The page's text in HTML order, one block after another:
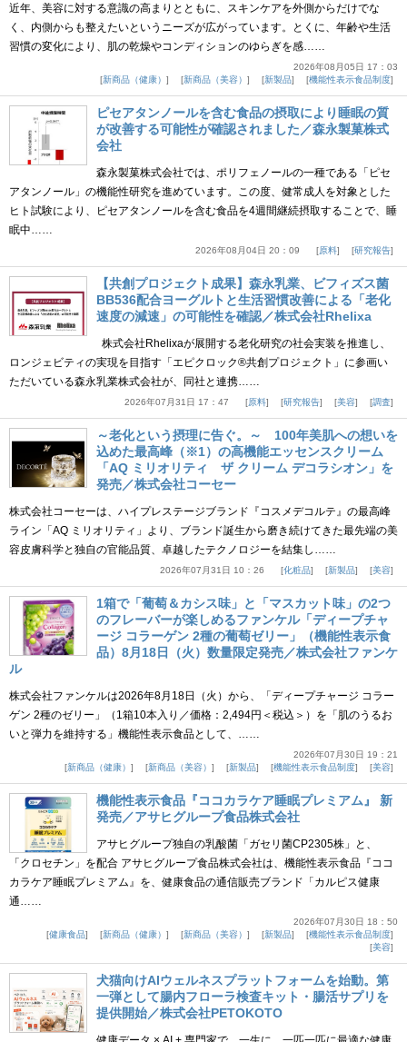
近年、美容に対する意識の高まりとともに、スキンケアを外側からだけでな
く、内側からも整えたいというニーズが広がっています。とくに、年齢や生活
習慣の変化により、肌の乾燥やコンディションのゆらぎを感……
2026年08月05日 17：03
新商品（健康）
新商品（美容） 新製品 機能性表示食品制度
ピセアタンノールを含む食品の摂取により睡眠の質
が改善する可能性が確認されました／森永製菓株式
会社
森永製菓株式会社では、ポリフェノールの一種である「ピセ
アタンノール」の機能性研究を進めています。この度、健常成人を対象とした
ヒト試験により、ピセアタンノールを含む食品を4週間継続摂取することで、睡
眠中……
2026年08月04日 20：09 原料 研究報告
【共創プロジェクト成果】森永乳業、ビフィズス菌
BB536配合ヨーグルトと生活習慣改善による「老化
速度の減速」の可能性を確認／株式会社Rhelixa
株式会社Rhelixaが展開する老化研究の社会実装を推進し、
ロンジェビティの実現を目指す「エピクロック®共創プロジェクト」に参画い
ただいている森永乳業株式会社が、同社と連携……
2026年07月31日 17：47 原料 研究報告 美容 調査
～老化という摂理に告ぐ。～ 100年美肌への想いを
込めた最高峰（※1）の高機能エッセンスクリーム
「AQ ミリオリティ ザ クリーム デコラシオン」を
発売／株式会社コーセー
株式会社コーセーは、ハイプレステージブランド『コスメデコルテ』の最高峰
ライン「AQ ミリオリティ」より、ブランド誕生から磨き続けてきた最先端の美
容皮膚科学と独自の官能品質、卓越したテクノロジーを結集し……
2026年07月31日 10：26 化粧品 新製品 美容
1箱で「葡萄＆カシス味」と「マスカット味」の2つ
のフレーバーが楽しめるファンケル「ディープチャ
ージ コラーゲン 2種の葡萄ゼリー」（機能性表示食
品）8月18日（火）数量限定発売／株式会社ファンケ
ル
株式会社ファンケルは2026年8月18日（火）から、「ディープチャージ コラー
ゲン 2種のゼリー」（1箱10本入り／価格：2,494円＜税込＞）を「肌のうるお
いと弾力を維持する」機能性表示食品として、……
2026年07月30日 19：21
新商品（健康）
新商品（美容） 新製品 機能性表示食品制度 美容
機能性表示食品『ココカラケア睡眠プレミアム』 新
発売／アサヒグループ食品株式会社
アサヒグループ独自の乳酸菌「ガセリ菌CP2305株」と、
「クロセチン」を配合 アサヒグループ食品株式会社は、機能性表示食品『ココ
カラケア睡眠プレミアム』を、健康食品の通信販売ブランド「カルピス健康
通……
2026年07月30日 18：50
健康食品
新商品（健康） 新商品（美容） 新製品
機能性表示食品制度
美容
犬猫向けAIウェルネスプラットフォームを始動。第
一弾として腸内フローラ検査キット・腸活サプリを
提供開始／株式会社PETOKOTO